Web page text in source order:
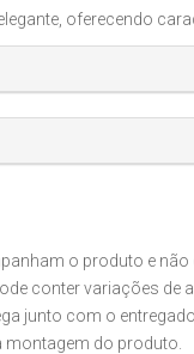
oferecendo
o produto e não
conter variações de
junto com o
do produto.